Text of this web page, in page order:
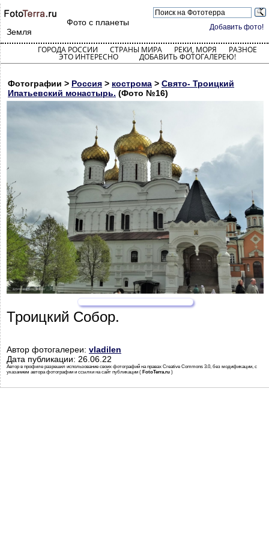
Добавить фото!
Фото с планеты
Земля
ГОРОДА РОССИИ СТРАНЫ МИРА РЕКИ, МОРЯ РАЗНОЕ
ЭТО ИНТЕРЕСНО ДОБАВИТЬ ФОТОГАЛЕРЕЮ!
Фотографии > Россия > кострома > Свято- Троицкий
Ипатьевский монастырь. (Фото №16)
Троицкий Собор.
Автор фотогалереи: vladilen
Дата публикации: 26.06.22
Автор в профиле разрешил использование своих фотографий на правах Creative Commons 3.0, без модификации, с
указанием автора фотографии и ссылки на сайт публикации ( FotoTerra.ru )